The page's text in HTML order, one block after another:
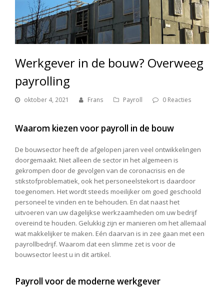
Werkgever in de bouw? Overweeg
payrolling
oktober 4, 2021 Frans Payroll 0 Reacties
Waarom kiezen voor payroll in de bouw
De bouwsector heeft de afgelopen jaren veel ontwikkelingen
doorgemaakt. Niet alleen de sector in het algemeen is
gekrompen door de gevolgen van de coronacrisis en de
stikstofproblematiek, ook het personeelstekort is daardoor
toegenomen. Het wordt steeds moeilijker om goed geschoold
personeel te vinden en te behouden. En dat naast het
uitvoeren van uw dagelijkse werkzaamheden om uw bedrijf
overeind te houden. Gelukkig zijn er manieren om het allemaal
wat makkelijker te maken. Eén daarvan is in zee gaan met een
payrollbedrijf. Waarom dat een slimme zet is voor de
bouwsector leest u in dit artikel.
Payroll voor de moderne werkgever